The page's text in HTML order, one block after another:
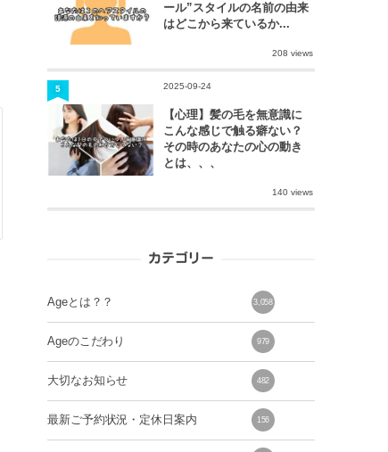
ール”スタイルの名前の由来
はどこから来ているか...
208 views
2025-09-24
【心理】髪の毛を無意識に
こんな感じで触る癖ない？
その時のあなたの心の動き
とは、、、
140 views
5
カテゴリー
Ageとは？？ 3,058
Ageのこだわり 979
大切なお知らせ 482
最新ご予約状況・定休日案内 156